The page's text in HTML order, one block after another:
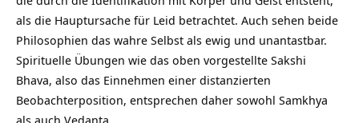
als die Hauptursache für Leid betrachtet. Auch sehen beide
Philosophien das wahre Selbst als ewig und unantastbar.
Spirituelle Übungen wie das oben vorgestellte Sakshi
Bhava, also das Einnehmen einer distanzierten
Beobachterposition, entsprechen daher sowohl Samkhya